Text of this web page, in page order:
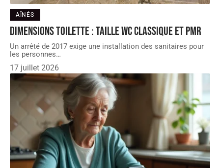
AÎNÉS
Dimensions toilette : taille WC classique et PMR
Un arrêté de 2017 exige une installation des sanitaires pour
les personnes…
17 juillet 2026